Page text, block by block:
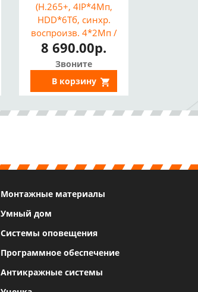
(H.265+, 4IP*4Мп,
HDD*6Тб, синхр.
воспроизв. 4*2Мп /
2*4Мп)
8 690.00р.
Звоните
В корзину
Монтажные материалы
Умный дом
Системы оповещения
Программное обеспечение
Антикражные системы